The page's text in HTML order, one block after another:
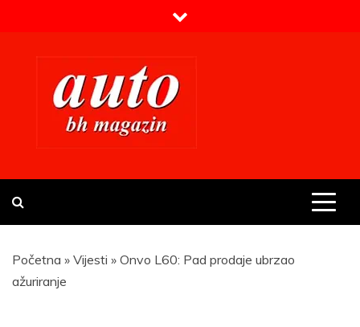
Prvi BH auto magazin
Početna » Vijesti » Onvo L60: Pad prodaje ubrzao
ažuriranje